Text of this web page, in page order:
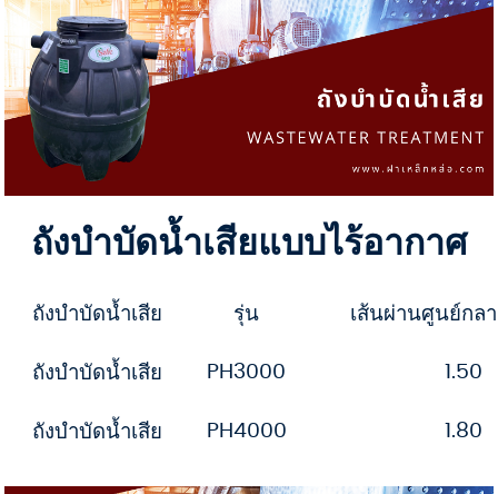
ถังบำบัดน้ำเสียแบบไร้อากาศ
ถังบำบัดน้ำเสีย รุ่น เส้นผ่านศูนย์กล
ถังบำบัดน้ำเสีย PH3000 1.50
ถังบำบัดน้ำเสีย PH4000 1.80